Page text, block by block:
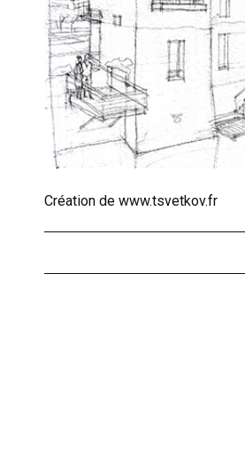
Création de www.tsvetkov.fr